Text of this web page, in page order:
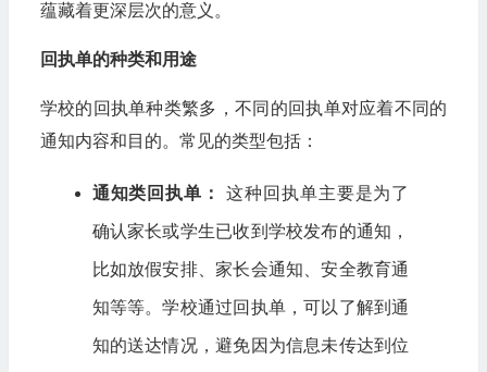
蕴藏着更深层次的意义。
回执单的种类和用途
学校的回执单种类繁多，不同的回执单对应着不同的
通知内容和目的。常见的类型包括：
通知类回执单： 这种回执单主要是为了
确认家长或学生已收到学校发布的通知，
比如放假安排、家长会通知、安全教育通
知等等。学校通过回执单，可以了解到通
知的送达情况，避免因为信息未传达到位